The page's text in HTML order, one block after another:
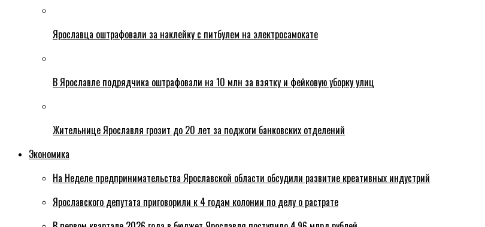
Ярославца оштрафовали за наклейку с питбулем на электросамокате
В Ярославле подрядчика оштрафовали на 10 млн за взятку и фейковую уборку улиц
Жительнице Ярославля грозит до 20 лет за поджоги банковских отделений
Экономика
На Неделе предпринимательства Ярославской области обсудили развитие креативных индустрий
Ярославского депутата приговорили к 4 годам колонии по делу о растрате